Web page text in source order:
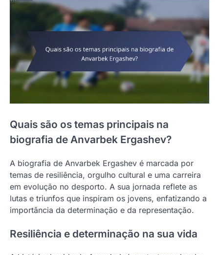
Quais são os temas principais na
biografia de Anvarbek Ergashev?
A biografia de Anvarbek Ergashev é marcada por
temas de resiliência, orgulho cultural e uma carreira
em evolução no desporto. A sua jornada reflete as
lutas e triunfos que inspiram os jovens, enfatizando a
importância da determinação e da representação.
Resiliência e determinação na sua vida